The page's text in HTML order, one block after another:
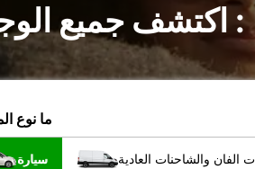
: اكتشف جميع
ما نوع
سيارة الفان والشاحنات العادية